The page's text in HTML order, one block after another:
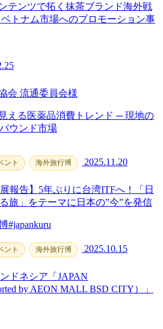
テンツで拓く抹茶ブランド海外戦
トナム市場へのプロモーション事
会 流通委員会様
える医薬品消費トレンド ─ 現地の
ウンド市場
ント 海外旅行博 2025.11.20
報告】5年ぶりに台湾ITFへ！「日
旅」をテーマに日本の”今”を発信
#japankuru
ント 海外旅行博 2025.10.15
ドネシア「JAPAN
by AEON MALL BSD CITY）」